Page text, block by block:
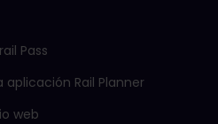
Pass
Rail Planner
web